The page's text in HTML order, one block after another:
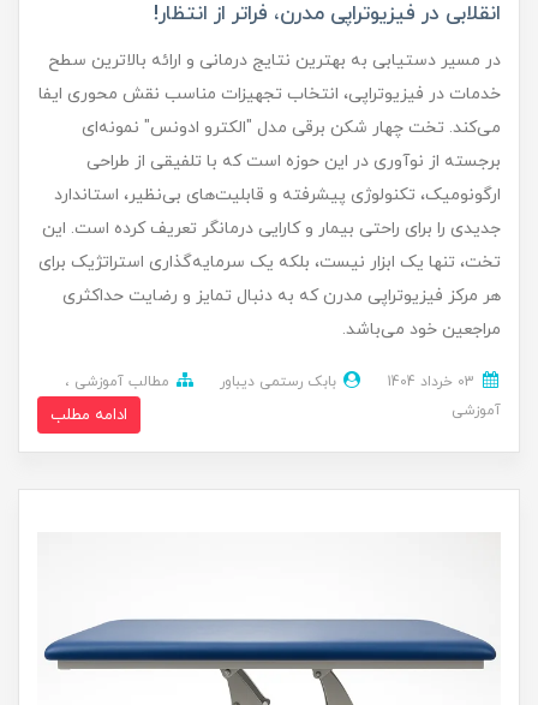
انقلابی در فیزیوتراپی مدرن، فراتر از انتظار!
در مسیر دستیابی به بهترین نتایج درمانی و ارائه بالاترین سطح
خدمات در فیزیوتراپی، انتخاب تجهیزات مناسب نقش محوری ایفا
می‌کند. تخت چهار شکن برقی مدل "الکترو ادونس" نمونه‌ای
برجسته از نوآوری در این حوزه است که با تلفیقی از طراحی
ارگونومیک، تکنولوژی پیشرفته و قابلیت‌های بی‌نظیر، استاندارد
جدیدی را برای راحتی بیمار و کارایی درمانگر تعریف کرده است. این
تخت، تنها یک ابزار نیست، بلکه یک سرمایه‌گذاری استراتژیک برای
هر مرکز فیزیوتراپی مدرن که به دنبال تمایز و رضایت حداکثری
مراجعین خود می‌باشد.
بابک رستمی دیباور
مطالب آموزشی
آموزشی
ادامه مطلب